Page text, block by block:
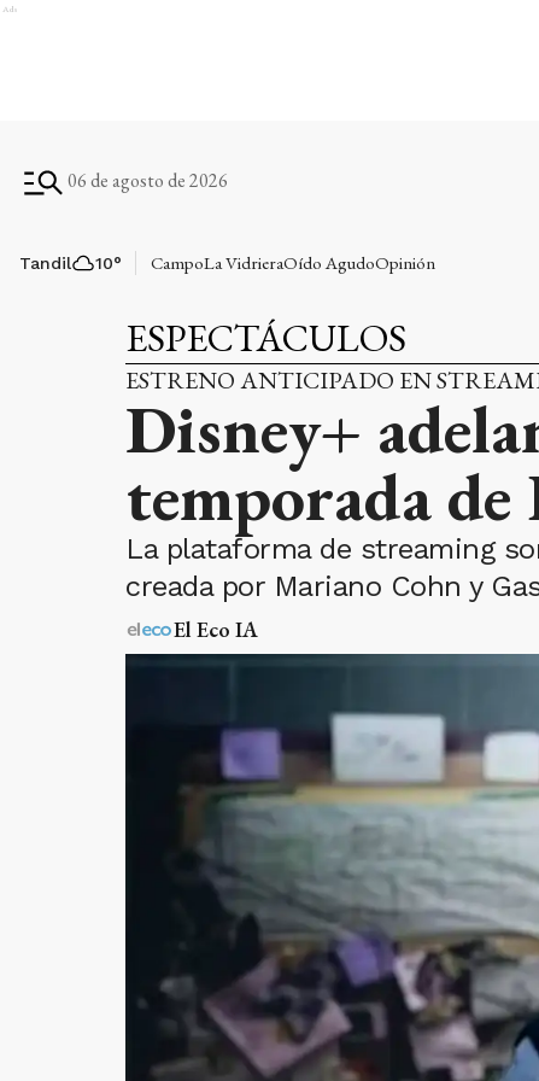
Ads
06 de agosto de 2026
Tandil 10° CampoLa VidrieraOído AgudoOpinión
ESPECTÁCULOS
ESTRENO ANTICIPADO EN
Disney+
temporada de
La plataforma de streaming
creada por Mariano Cohn y
El Eco IA